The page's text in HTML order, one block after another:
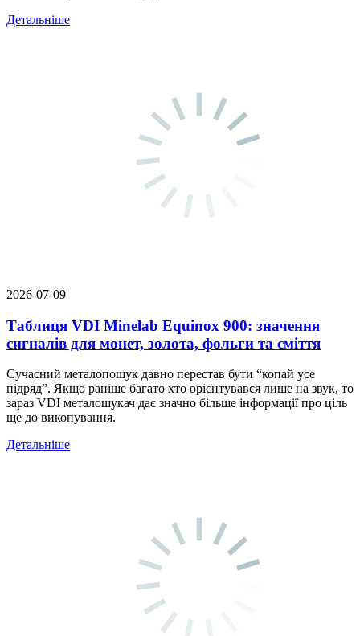
Детальніше
2026-07-09
Таблиця VDI Minelab Equinox 900: значення
сигналів для монет, золота, фольги та сміття
Сучасний металопошук давно перестав бути “копай усе
підряд”. Якщо раніше багато хто орієнтувався лише на звук, то
зараз VDI металошукач дає значно більше інформації про ціль
ще до викопування.
Детальніше